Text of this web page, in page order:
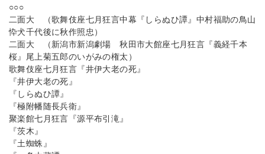
○○○
二面大 （歌舞伎座七月狂言中幕『しらぬひ譚』中村福助の鳥山
忰犬千代後に秋作照忠）
二面大 （新潟市新潟劇場 秋田市大館座七月狂言『義経千本
桜』尾上菊五郎のいがみの権太）
歌舞伎座七月狂言『井伊大老の死』
『井伊大老の死』
『しらぬひ譚』
『極附幡随長兵衛』
聚楽館七月狂言『源平布引滝』
『茨木』
『土蜘蛛』